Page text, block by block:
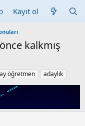
Kayıt ol
kalkmış
öğretmen adaylık